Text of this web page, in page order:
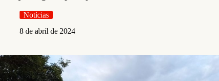
Notícias
8 de abril de 2024